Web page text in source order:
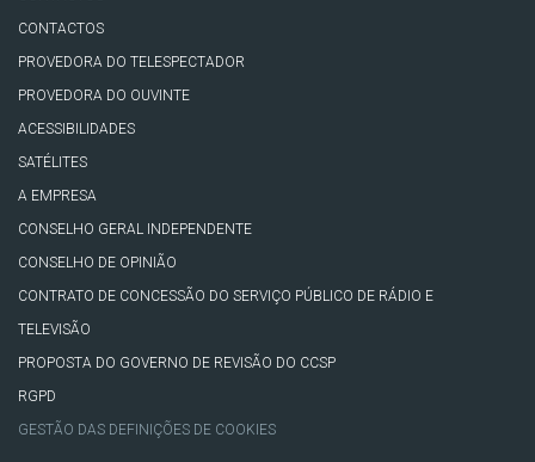
CONTACTOS
PROVEDORA DO TELESPECTADOR
PROVEDORA DO OUVINTE
ACESSIBILIDADES
SATÉLITES
A EMPRESA
CONSELHO GERAL INDEPENDENTE
CONSELHO DE OPINIÃO
CONTRATO DE CONCESSÃO DO SERVIÇO PÚBLICO DE RÁDIO E
TELEVISÃO
PROPOSTA DO GOVERNO DE REVISÃO DO CCSP
RGPD
GESTÃO DAS DEFINIÇÕES DE COOKIES